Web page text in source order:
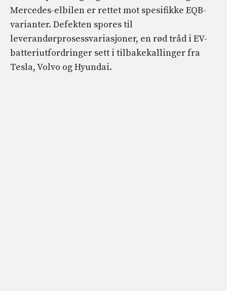
Mercedes-elbilen er rettet mot spesifikke EQB-
varianter. Defekten spores til
leverandørprosessvariasjoner, en rød tråd i EV-
batteriutfordringer sett i tilbakekallinger fra
Tesla, Volvo og Hyundai.